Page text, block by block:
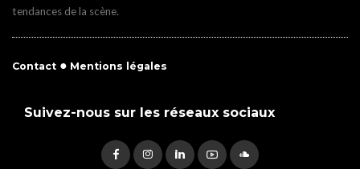
tendances de la scène.
Contact ● Mentions légales
Suivez-nous sur les réseaux sociaux